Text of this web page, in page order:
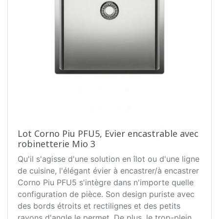
Lot Corno Piu PFU5, Evier encastrable avec
robinetterie Mio 3
Qu'il s'agisse d'une solution en îlot ou d'une ligne
de cuisine, l'élégant évier à encastrer/à encastrer
Corno Piu PFU5 s'intègre dans n'importe quelle
configuration de pièce. Son design puriste avec
des bords étroits et rectilignes et des petits